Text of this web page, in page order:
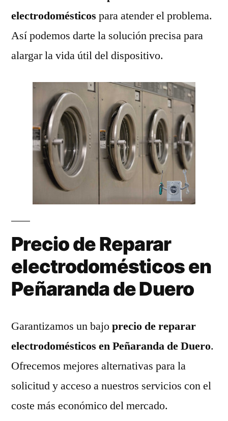
electrodomésticos para atender el problema.
Así podemos darte la solución precisa para
alargar la vida útil del dispositivo.
Precio de Reparar
electrodomésticos en
Peñaranda de Duero
Garantizamos un bajoprecio de reparar
electrodomésticos en Peñaranda de Duero.
Ofrecemos mejores alternativas para la
solicitud y acceso a nuestros servicios con el
coste más económico del mercado.